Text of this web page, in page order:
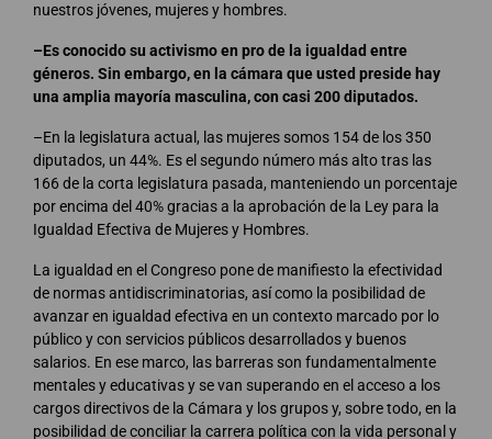
nuestros jóvenes, mujeres y hombres.
–Es conocido su activismo en pro de la igualdad entre
géneros. Sin embargo, en la cámara que usted preside hay
una amplia mayoría masculina, con casi 200 diputados.
–En la legislatura actual, las mujeres somos 154 de los 350
diputados, un 44%. Es el segundo número más alto tras las
166 de la corta legislatura pasada, manteniendo un porcentaje
por encima del 40% gracias a la aprobación de la Ley para la
Igualdad Efectiva de Mujeres y Hombres.
La igualdad en el Congreso pone de manifiesto la efectividad
de normas antidiscriminatorias, así como la posibilidad de
avanzar en igualdad efectiva en un contexto marcado por lo
público y con servicios públicos desarrollados y buenos
salarios. En ese marco, las barreras son fundamentalmente
mentales y educativas y se van superando en el acceso a los
cargos directivos de la Cámara y los grupos y, sobre todo, en la
posibilidad de conciliar la carrera política con la vida personal y